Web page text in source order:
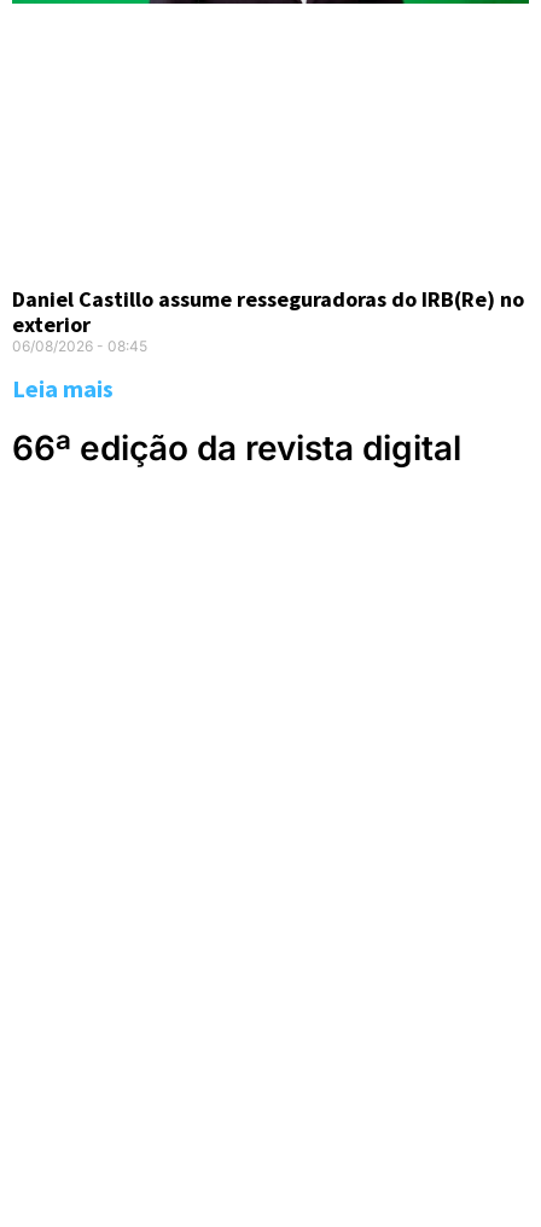
Daniel Castillo assume resseguradoras do IRB(Re) no
exterior
06/08/2026 08:45
Leia mais
66ª edição da revista digital